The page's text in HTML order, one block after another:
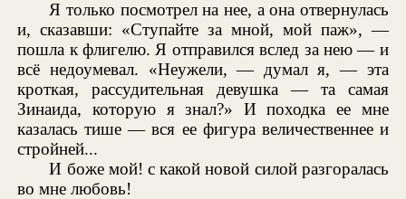
Я только посмотрел на нее, а она отвернулась
и, сказавши: «Ступайте за мной, мой паж», —
пошла к флигелю. Я отправился вслед за нею — и
всё недоумевал. «Неужели, — думал я, — эта
кроткая, рассудительная девушка — та самая
Зинаида, которую я знал?» И походка ее мне
казалась тише — вся ее фигура величественнее и
стройней...
И боже мой! с какой новой силой разгоралась
во мне любовь!